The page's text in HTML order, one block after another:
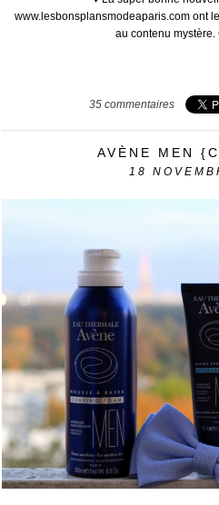
www.lesbonsplansmodeaparis.com ont
au contenu
35 commentaires
AVÈNE MEN
18